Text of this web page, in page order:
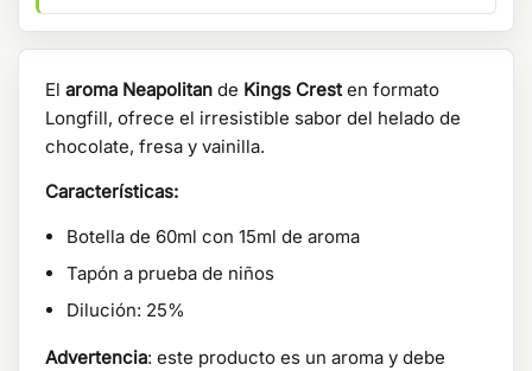
El aroma Neapolitan de Kings Cresten formato
Longfill, ofrece el irresistible sabor del helado de
chocolate, fresa y vainilla.
Características:
Botella de 60ml con 15ml de aroma
Tapón a prueba de niños
Dilución: 25%
Advertencia: este producto es un aroma y debe